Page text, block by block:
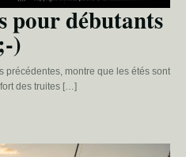
pour débutants
)
précédentes, montre que les étés sont
des truites […]